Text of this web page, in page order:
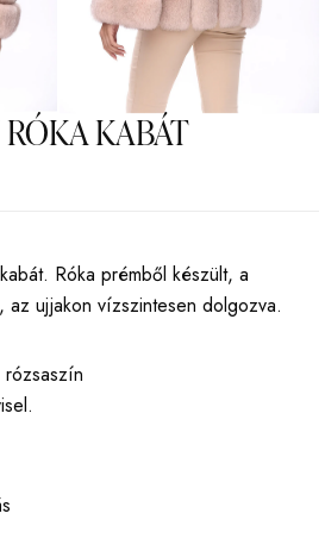
KABÁT
Róka prémből készült, a
ujjakon vízszintesen dolgozva.